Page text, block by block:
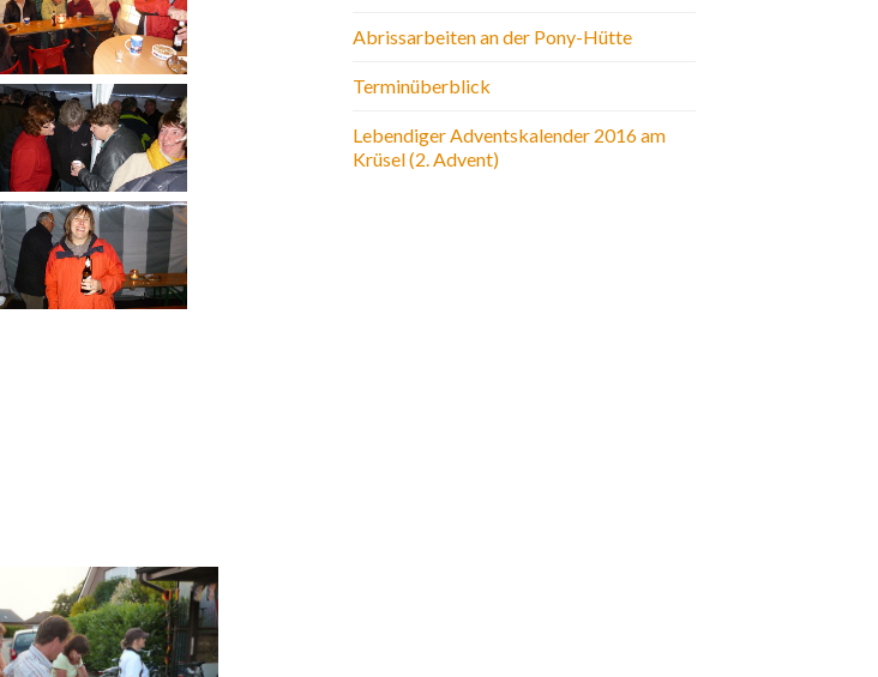
Abrissarbeiten an der Pony-Hütte
Terminüberblick
Lebendiger Adventskalender 2016 am
Krüsel (2. Advent)